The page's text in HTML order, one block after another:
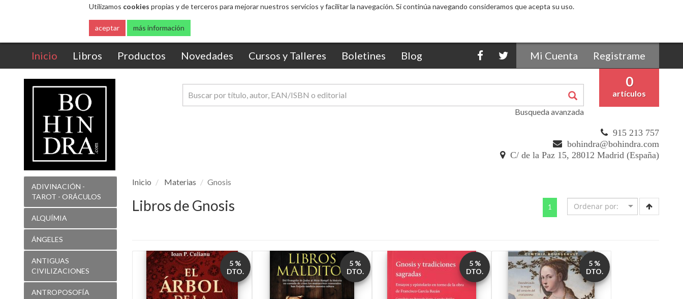
(current)
Libros Productos Novedades Cursos y Talleres Boletines Blog Mi Cuenta
0
artículos
Busqueda avanzada
915 213 757
bohindra@bohindra.com
C/ de la Paz 15, 28012 Madrid (España)
ADIVINACIÓN -
TAROT - ORÁCULOS
ALQUÍMIA
ÁNGELES
ANTIGUAS
CIVILIZACIONES
ANTROPOSOFÍA
ARTES MARCIALES
ASTROLOGÍA